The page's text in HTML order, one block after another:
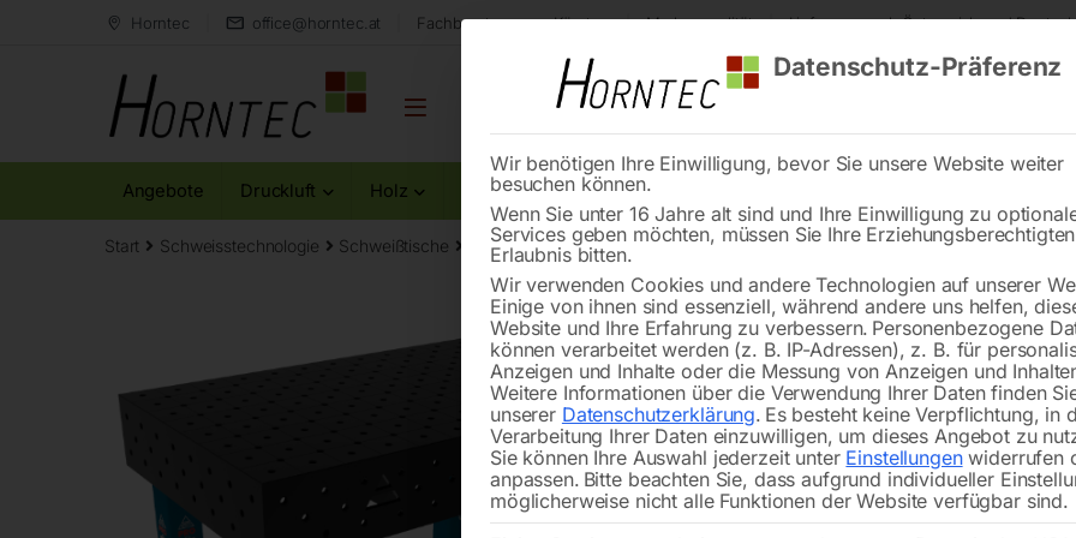
Horntec office@horntec.at Fachberatung aus Kärnten Markenqualität Lieferung nach Österreich und
Angebote Druckluft Holz Metall Reinigung
Start Schweisstechnologie Schweißtische Edelstahl Schweißtisch PLUS 1200×800 mm 16-diag
🔍
Edelstahl
Datenschutz-Präferenz
Wir benötigen Ihre Einwilligung, bevor Sie unsere Website weiter
besuchen können.
Wenn Sie unter 16 Jahre alt sind und Ihre Einwilligung zu
Services geben möchten, müssen Sie Ihre
Erlaubnis bitten.
Wir verwenden Cookies und andere Technologien auf unserer
Einige von ihnen sind essenziell, während andere uns helfen,
Website und Ihre Erfahrung zu verbessern. Personenbezogene
können verarbeitet werden (z. B. IP-Adressen), z. B. für
Anzeigen und Inhalte oder die Messung von Anzeigen und
Weitere Informationen über die Verwendung Ihrer Daten finden
unserer Datenschutzerklärung. Es besteht keine Verpflichtung, in
Verarbeitung Ihrer Daten einzuwilligen, um dieses Angebot zu
Sie können Ihre Auswahl jederzeit unter Einstellungenwiderrufen
anpassen. Bitte beachten Sie, dass aufgrund individueller
möglicherweise nicht alle Funktionen der Website verfügbar sind.